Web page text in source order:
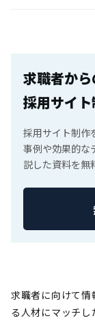
求職者から
採用サイト
採用サイト制作
事例や効果的な
説した資料を無
求職者に向けて情
る人材にマッチし